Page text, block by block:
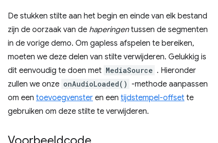
De stukken stilte aan het begin en einde van elk bestand
zijn de oorzaak van de haperingentussen de segmenten
in de vorige demo. Om gapless afspelen te bereiken,
moeten we deze delen van stilte verwijderen. Gelukkig is
dit eenvoudig te doen met MediaSource . Hieronder
zullen we onze onAudioLoaded() -methode aanpassen
om een ​​toevoegvenster en een tijdstempel-offset te
gebruiken om deze stilte te verwijderen.